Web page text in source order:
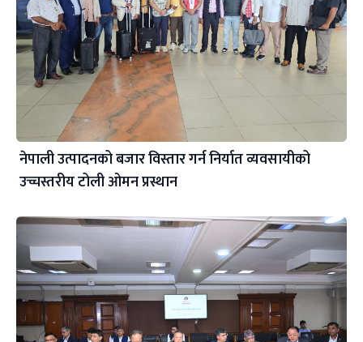
नेपाली उत्पादनको बजार विस्तार गर्न निर्यात व्यवसायीको
उच्चस्तरीय टोली ओमन प्रस्थान